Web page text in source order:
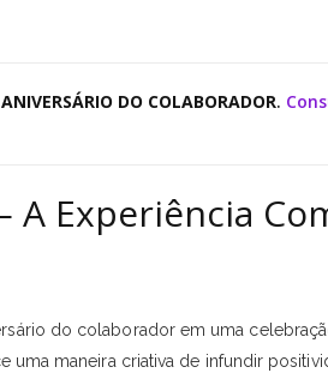
DO COLABORADOR.
Experiência
do colaborador em uma
maneira criativa de infundir